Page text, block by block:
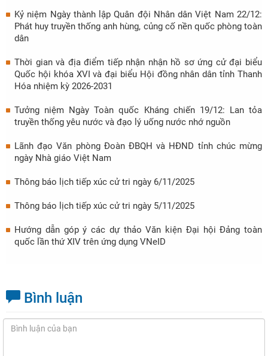
Kỷ niệm Ngày thành lập Quân đội Nhân dân Việt Nam 22/12:
Phát huy truyền thống anh hùng, củng cố nền quốc phòng toàn
dân
Thời gian và địa điểm tiếp nhận nhận hồ sơ ứng cử đại biểu
Quốc hội khóa XVI và đại biểu Hội đồng nhân dân tỉnh Thanh
Hóa nhiệm kỳ 2026-2031
Tưởng niệm Ngày Toàn quốc Kháng chiến 19/12: Lan tỏa
truyền thống yêu nước và đạo lý uống nước nhớ nguồn
Lãnh đạo Văn phòng Đoàn ĐBQH và HĐND tỉnh chúc mừng
ngày Nhà giáo Việt Nam
Thông báo lịch tiếp xúc cử tri ngày 6/11/2025
Thông báo lịch tiếp xúc cử tri ngày 5/11/2025
Hướng dẫn góp ý các dự thảo Văn kiện Đại hội Đảng toàn
quốc lần thứ XIV trên ứng dụng VNeID
Bình luận